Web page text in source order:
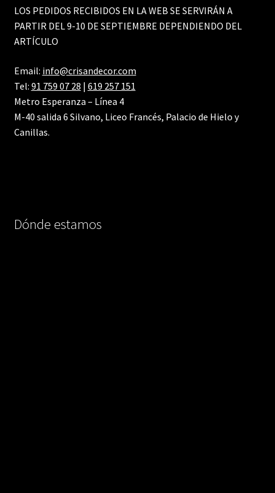
LOS PEDIDOS RECIBIDOS EN LA WEB SE SERVIRÁN A
PARTIR DEL 9-10 DE SEPTIEMBRE DEPENDIENDO DEL
ARTÍCULO
Email: info@crisandecor.com
Tel: 91 759 07 28 | 619 257 151
Metro Esperanza – Línea 4
M-40 salida 6 Silvano, Liceo Francés, Palacio de Hielo y
Canillas.
Dónde estamos